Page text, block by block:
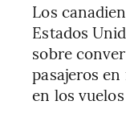
Los
Estados
sobre
pasajeros
en los